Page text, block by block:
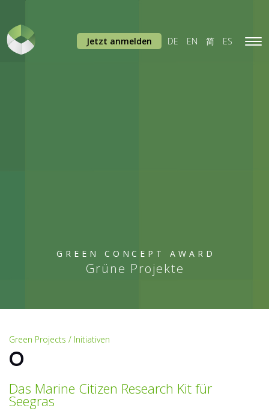
GREEN CONCEPT AWARD
Grüne Projekte
Jetzt anmelden DE EN 简 ES
Green Projects / Initiativen
O
Das Marine Citizen Research Kit für
Seegras